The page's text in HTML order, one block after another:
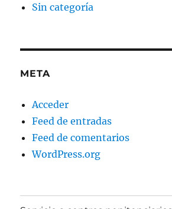
Sin categoría
META
Acceder
Feed de entradas
Feed de comentarios
WordPress.org